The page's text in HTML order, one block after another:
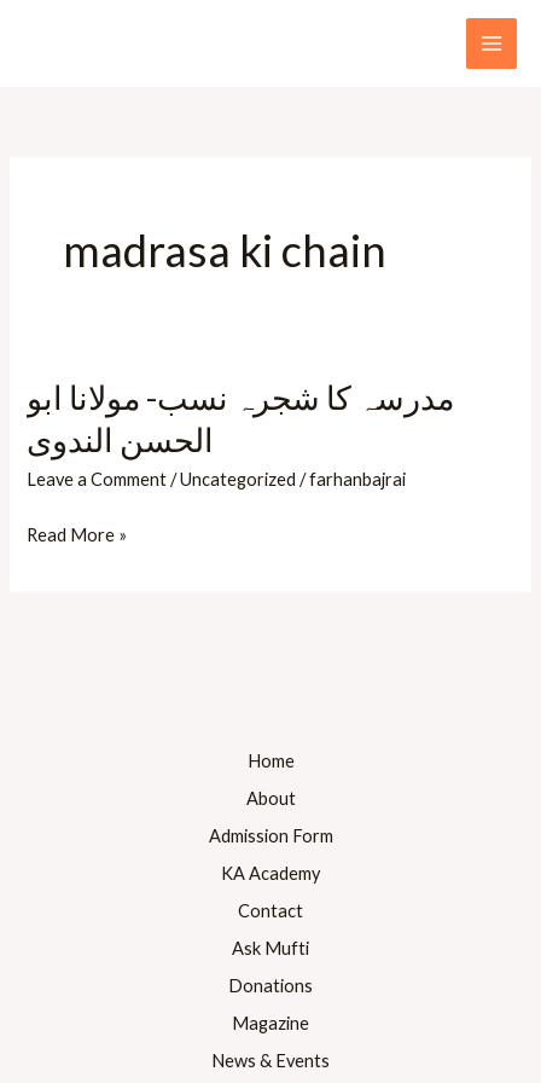
madrasa ki chain
مدرسہ کا شجرہ نسب- مولانا ابو
الحسن الندوی
Leave a Comment /Uncategorized /farhanbajrai
مدرسہ
کا
شجرہ
نسب-
Read More »
Home
About
Admission Form
KA Academy
Contact
Ask Mufti
Donations
Magazine
News & Events